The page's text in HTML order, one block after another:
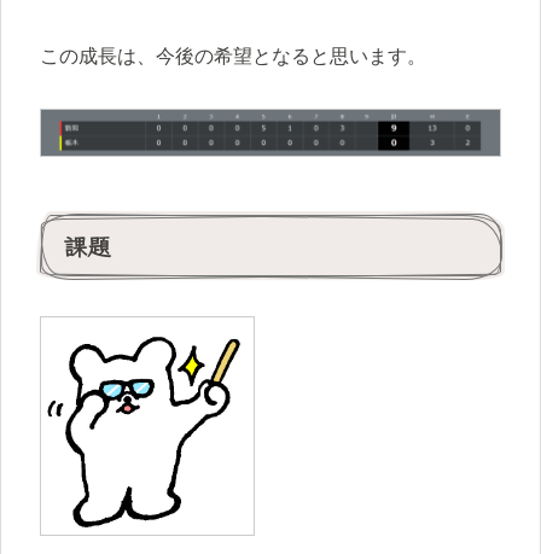
この成長は、今後の希望となると思います。
課題